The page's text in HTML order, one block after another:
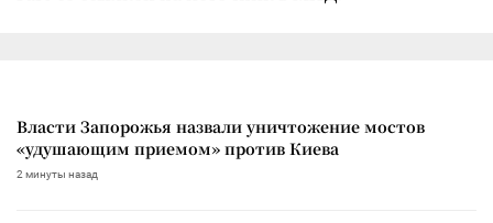
Власти Запорожья назвали уничтожение мостов
«удушающим приемом» против Киева
2 минуты назад